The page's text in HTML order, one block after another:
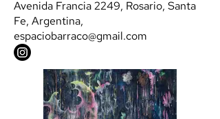
Avenida Francia 2249, Rosario, Santa
Fe, Argentina,
espaciobarraco@gmail.com